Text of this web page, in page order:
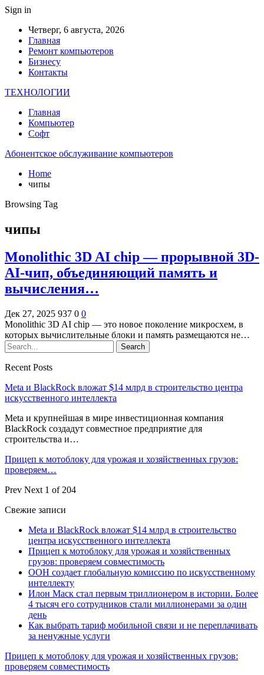
Sign in
Четверг, 6 августа, 2026
Главная
Ремонт компьютеров
Бизнесу
Контакты
ТЕХНОЛОГИИ
Главная
Компьютер
Софт
Абонентское обслуживание компьютеров
Home
чипы
Browsing Tag
чипы
Monolithic 3D AI chip — прорывной 3D-
AI-чип, объединяющий память и
вычисления…
Дек 27, 2025 937 0 0
Monolithic 3D AI chip — это новое поколение микросхем, в
которых вычислительные блоки и память размещаются не…
Recent Posts
Meta и BlackRock вложат $14 млрд в строительство центра
искусственного интеллекта
Meta и крупнейшая в мире инвестиционная компания
BlackRock создадут совместное предприятие для
строительства и…
Прицеп к мотоблоку для урожая и хозяйственных грузов:
проверяем…
Prev Next 1 of 204
Свежие записи
Meta и BlackRock вложат $14 млрд в строительство
центра искусственного интеллекта
Прицеп к мотоблоку для урожая и хозяйственных
грузов: проверяем совместимость
ООН создает глобальную комиссию по искусственному
интеллекту
Илон Маск стал первым триллионером в истории. Более
4 тысяч его сотрудников стали миллионерами за один
день
Как выбрать тариф мобильной связи и не переплачивать
за ненужные услуги
Прицеп к мотоблоку для урожая и хозяйственных грузов:
проверяем совместимость